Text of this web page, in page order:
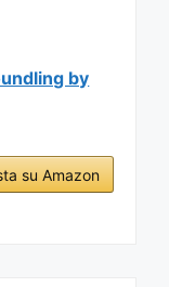
by
su Amazon